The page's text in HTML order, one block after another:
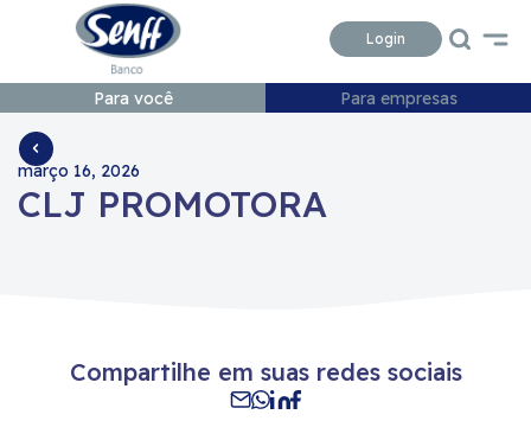
Login
Para você Para empresas
março 16, 2026
CLJ PROMOTORA
Compartilhe em suas redes sociais